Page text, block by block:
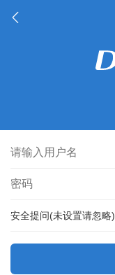
安全提问(未设置请忽略)